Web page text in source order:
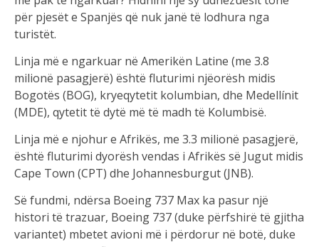
për pjesët e Spanjës që nuk janë të lodhura nga
turistët.
Linja më e ngarkuar në Amerikën Latine (me 3.8
milionë pasagjerë) është fluturimi njëorësh midis
Bogotës (BOG), kryeqytetit kolumbian, dhe Medellínit
(MDE), qytetit të dytë më të madh të Kolumbisë.
Linja më e njohur e Afrikës, me 3.3 milionë pasagjerë,
është fluturimi dyorësh vendas i Afrikës së Jugut midis
Cape Town (CPT) dhe Johannesburgut (JNB).
Së fundmi, ndërsa Boeing 737 Max ka pasur një
histori të trazuar, Boeing 737 (duke përfshirë të gjitha
variantet) mbetet avioni më i përdorur në botë, duke